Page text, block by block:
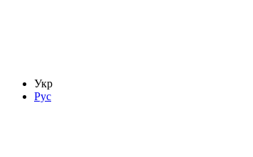
Укр
Рус